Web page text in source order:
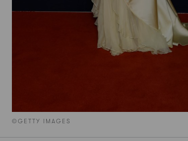
©GETTY IMAGES